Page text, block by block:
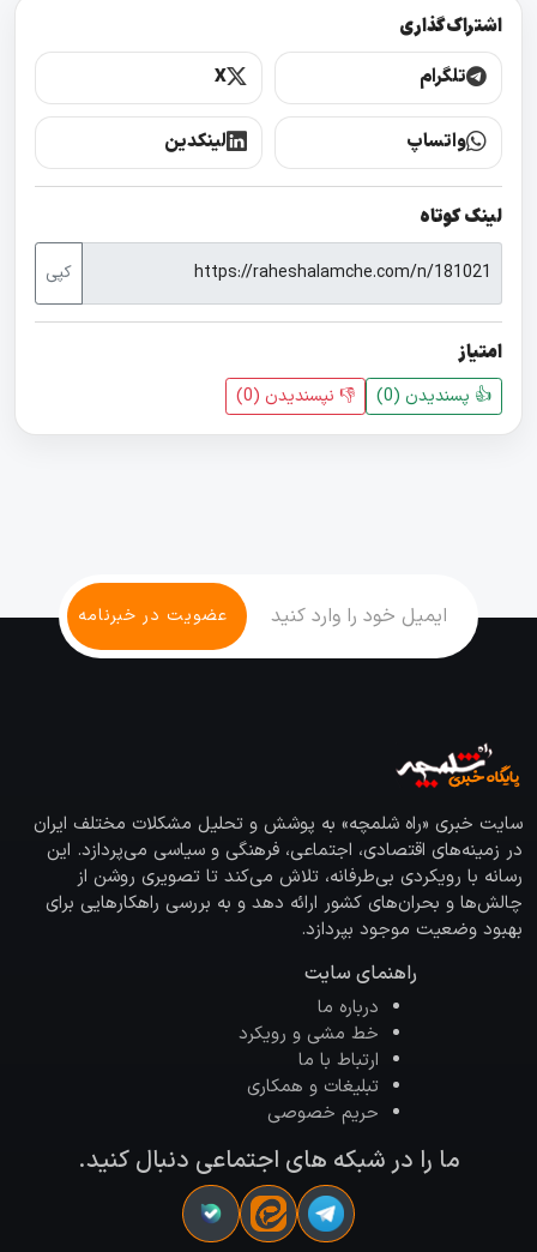
اشتراک‌گذاری
تلگرام X
واتساپ لینکدین
لینک کوتاه
کپی
امتیاز
👍 پسندیدن (0
) 👎 نپسندیدن‌ ( 0
)
سایت خبری «راه شلمچه» به پوشش و تحلیل مشکلات مختلف ایران
در زمینه‌های اقتصادی، اجتماعی، فرهنگی و سیاسی می‌پردازد. این
رسانه با رویکردی بی‌طرفانه، تلاش می‌کند تا تصویری روشن از
چالش‌ها و بحران‌های کشور ارائه دهد و به بررسی راهکارهایی برای
بهبود وضعیت موجود بپردازد.
راهنمای سایت
درباره ما
خط مشی و رویکرد
ارتباط با ما
تبلیغات و همکاری
حریم خصوصی
ما را در شبکه های اجتماعی دنبال کنید.